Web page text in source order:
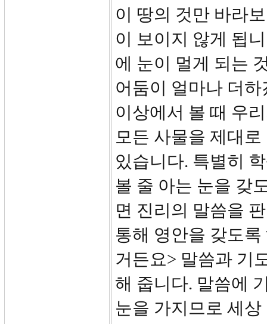
이 땅의 것만 바라
이 보이지 않게 됩
에 눈이 멀게 되는
어둠이 얼마나 더
이상에서 볼 때 우
모든 사물을 제대
있습니다. 특별히
볼 줄 아는 눈을 갖
면 진리의 말씀을
통해 영안을 갖도
거든요> 말씀과 기
해 줍니다. 말씀에
눈을 가지므로 세